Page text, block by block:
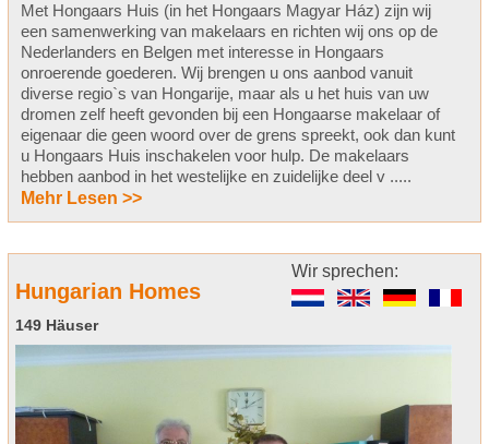
Met Hongaars Huis (in het Hongaars Magyar Ház) zijn wij
een samenwerking van makelaars en richten wij ons op de
Nederlanders en Belgen met interesse in Hongaars
onroerende goederen. Wij brengen u ons aanbod vanuit
diverse regio`s van Hongarije, maar als u het huis van uw
dromen zelf heeft gevonden bij een Hongaarse makelaar of
eigenaar die geen woord over de grens spreekt, ook dan kunt
u Hongaars Huis inschakelen voor hulp. De makelaars
hebben aanbod in het westelijke en zuidelijke deel v .....
Mehr Lesen >>
Wir sprechen:
Hungarian Homes
149 Häuser